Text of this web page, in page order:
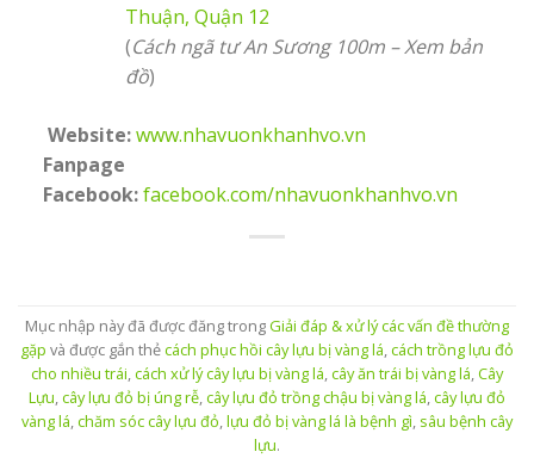
Thuận, Quận 12
(Cách ngã tư An Sương 100m – Xem bản
đồ)
Website:www.nhavuonkhanhvo.vn
Fanpage
Facebook:facebook.com/nhavuonkhanhvo.vn
Mục nhập này đã được đăng trongGiải đáp & xử lý các vấn đề thường
gặp và được gắn thẻcách phục hồi cây lựu bị vàng lá,cách trồng lựu đỏ
cho nhiều trái,cách xử lý cây lựu bị vàng lá,cây ăn trái bị vàng lá,Cây
Lựu,cây lựu đỏ bị úng rễ,cây lựu đỏ trồng chậu bị vàng lá,cây lựu đỏ
vàng lá,chăm sóc cây lựu đỏ,lựu đỏ bị vàng lá là bệnh gì, sâu bệnh cây
lựu.